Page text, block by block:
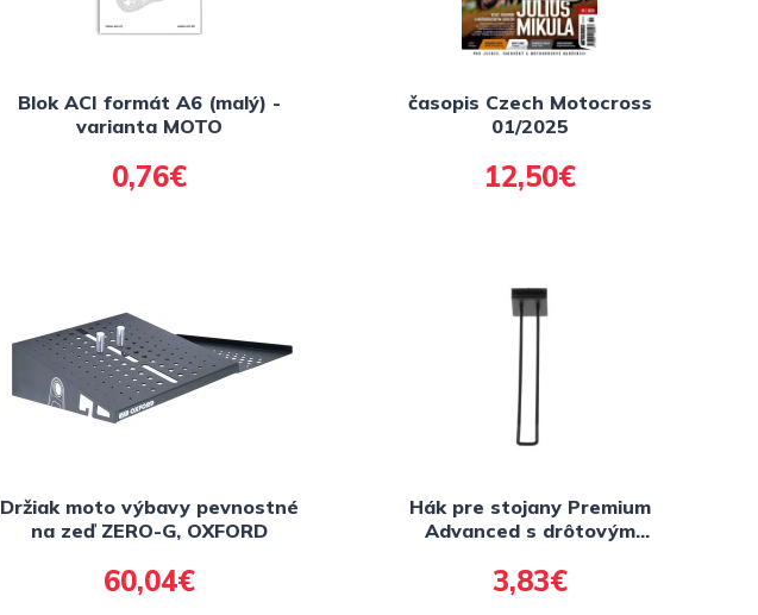
Blok ACI formát A6 (malý) -
varianta MOTO
0,76€
časopis Czech Motocross
01/2025
12,50€
Držiak moto výbavy pevnostné
na zeď ZERO-G, OXFORD
60,04€
Hák pre stojany Premium
Advanced s drôtovým
(čierne matné, dĺžka háku 290
mm) 1kus
3,83€